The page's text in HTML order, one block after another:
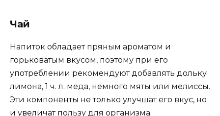
Чай
Напиток обладает пряным ароматом и
горьковатым вкусом, поэтому при его
употреблении рекомендуют добавлять дольку
лимона, 1 ч. л. меда, немного мяты или мелиссы.
Эти компоненты не только улучшат его вкус, но
и увеличат пользу для организма.